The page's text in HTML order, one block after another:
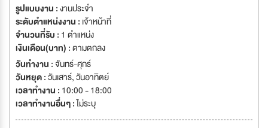
รูปแบบงาน :งานประจำ
ระดับตำแหน่งงาน : เจ้าหน้าที่
จำนวนที่รับ : 1 ตำแหน่ง
เงินเดือน(บาท) :ตามตกลง
วันทำงาน :จันทร์-ศุกร์
วันหยุด :วันเสาร์,วันอาทิตย์
เวลาทำงาน : 10:00 - 18:00
เวลาทำงานอื่นๆ :ไม่ระบุ